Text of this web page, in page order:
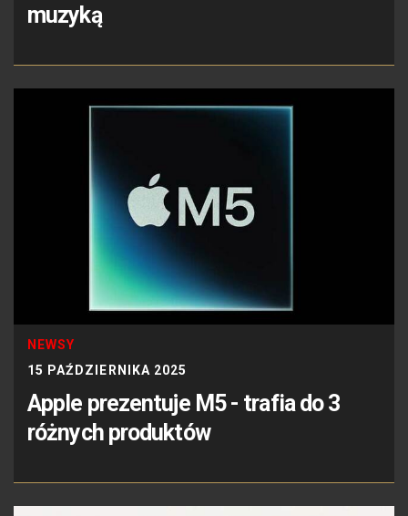
muzyką
NEWSY
15 PAŹDZIERNIKA 2025
Apple prezentuje M5 - trafia do 3
różnych produktów